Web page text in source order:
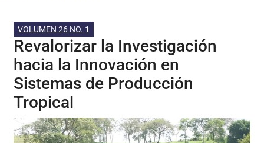
VOLUMEN 26 NO. 1
Revalorizar la Investigación
hacia la Innovación en
Sistemas de Producción
Tropical